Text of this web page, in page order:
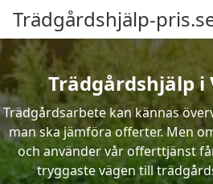
Trädgårdshjälp-
Trädgårdshjälp i
Trädgårdsarbete kan kännas
man ska jämföra offerter. Men
och använder vår offerttjänst
tryggaste vägen till